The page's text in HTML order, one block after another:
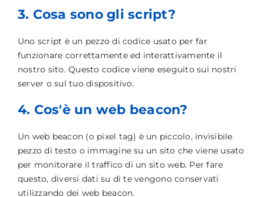
3. Cosa sono gli script?
Uno script è un pezzo di codice usato per far
funzionare correttamente ed interattivamente il
nostro sito. Questo codice viene eseguito sui nostri
server o sul tuo dispositivo.
4. Cos'è un web beacon?
Un web beacon (o pixel tag) è un piccolo, invisibile
pezzo di testo o immagine su un sito che viene usato
per monitorare il traffico di un sito web. Per fare
questo, diversi dati su di te vengono conservati
utilizzando dei web beacon.